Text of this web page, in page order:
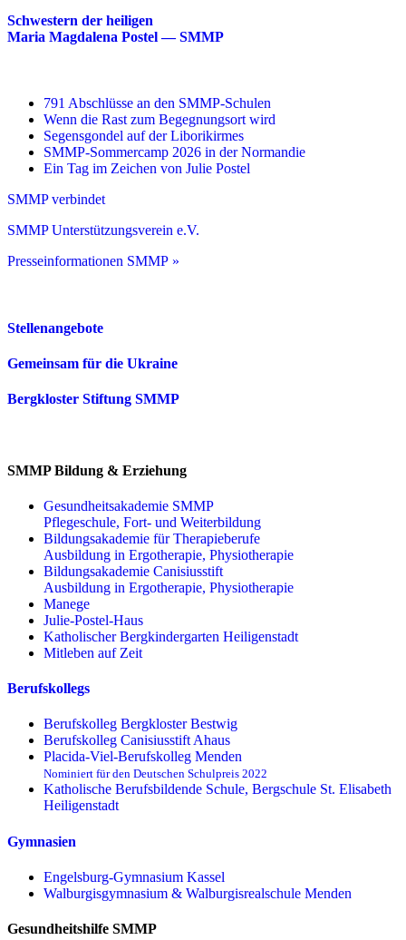
Schwestern der heiligen
Maria Magdalena Postel — SMMP
791 Abschlüsse an den SMMP-Schulen
Wenn die Rast zum Begegnungsort wird
Segensgondel auf der Liborikirmes
SMMP-Sommercamp 2026 in der Normandie
Ein Tag im Zeichen von Julie Postel
SMMP verbindet
SMMP Unterstützungsverein e.V.
Presseinformationen SMMP »
Stellenangebote
Gemeinsam für die Ukraine
Bergkloster Stiftung SMMP
SMMP Bildung & Erziehung
Gesundheitsakademie SMMP
Pflegeschule, Fort- und Weiterbildung
Bildungsakademie für Therapieberufe
Ausbildung in Ergotherapie, Physiotherapie
Bildungsakademie Canisiusstift
Ausbildung in Ergotherapie, Physiotherapie
Manege
Julie-Postel-Haus
Katholischer Bergkindergarten Heiligenstadt
Mitleben auf Zeit
Berufskollegs
Berufskolleg Bergkloster Bestwig
Berufskolleg Canisiusstift Ahaus
Placida-Viel-Berufskolleg Menden
Nominiert für den Deutschen Schulpreis 2022
Katholische Berufsbildende Schule, Bergschule St. Elisabeth
Heiligenstadt
Gymnasien
Engelsburg-Gymnasium Kassel
Walburgisgymnasium & Walburgisrealschule Menden
Gesundheitshilfe SMMP